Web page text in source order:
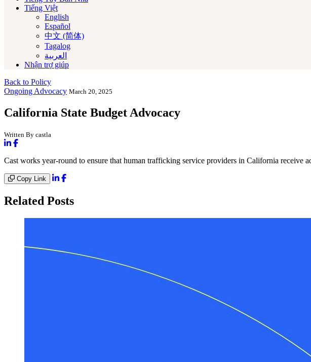
Tiếng Việt
English
Español
中文 (简体)
Tagalog
العربية‏
Nhận trợ giúp
Back to Policy
Ongoing Advocacy March 20, 2025
California State Budget Advocacy
Written By castla
Cast works year-round to ensure that human trafficking service providers in California receive
Copy Link
Related Posts